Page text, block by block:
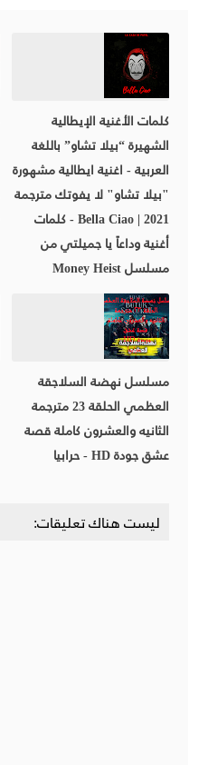
كلمات الأغنية الإيطالية
الشهيرة “بيلا تشاو” باللغة
العربية - اغنية ايطالية مشهورة
"بيلا تشاو" لا يفوتك مترجمة
2021 | Bella Ciao - كلمات
أغنية وداعاً يا جميلتي من
مسلسل Money Heist
مسلسل نهضة السلاجقة
العظمي الحلقة 23 مترجمة
الثانيه والعشرون كاملة قصة
عشق جودة HD - حرابيا
ليست هناك تعليقات: